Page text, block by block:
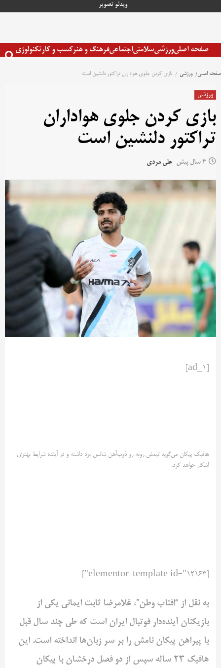
ویدئو تصویر
صفحه اصلیورزشیسلامتیاجتماعیفرهنگ و هنرکسب و کارتکنولوژی
صفحه اصلی ورزشی بازی کردن جلوی هواداران تراکتور دلنشین است
ورزشی
بازی کردن جلوی هواداران
تراکتور دلنشین است
3 سال پیش علی مردی
هافبک پیکان می‌گوید تیمش روبه رو ذوب‌آهن شانس برد داشته و در آینده شرایط بهتری
اشکار خواهد کرد.
به نقل از “افتاب وطن”، غلامرضا ثابت ایمانی یکی از
بازیکنان آینده‌دار فوتبال ایران است که طی چند سال قبل
با پیراهن پیکان نامش را بر سر زبان‌ها انداخته است. این
هافبک 23 ساله سپس از دو فصل درخشان با پیکان